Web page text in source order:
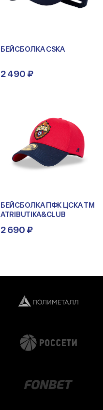
БЕЙСБОЛКА CSKA
2 490 ₽
БЕЙСБОЛКА ПФК ЦСКА ТМ
ATRIBUTIKA&CLUB
2 690 ₽